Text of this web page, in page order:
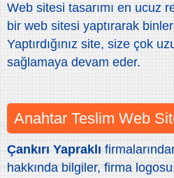
Web sitesi tasarımı en ucuz
bir web sitesi yaptırarak
Yaptırdığınız site, size çok
sağlamaya devam eder.
Anahtar Teslim Web
Çankırı Yapraklı
hakkında bilgiler, firma